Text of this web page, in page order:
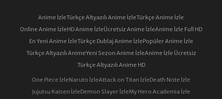
Anime İzleTürkçe Altyazılı Anime İzleTürkçe Anime İzle
Online Anime İzleHD Anime İzleÜcretsiz Anime İzleAnime İzle Full HD
En Yeni Anime İzleTürkçe Dublaj Anime İzlePopüler Anime İzle
Türkçe Altyazılı AnimeYeni Sezon Anime İzleAnime İzle Ücretsiz
Türkçe Altyazılı Anime HD
One Piece İzleNaruto İzleAttack on Titan İzleDeath Note İzle
Jujutsu Kaisen İzleDemon Slayer İzleMy Hero Academia İzle